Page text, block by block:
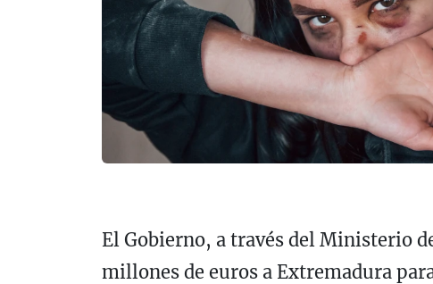
El Gobierno, a través del Ministerio
millones de euros a Extremadura